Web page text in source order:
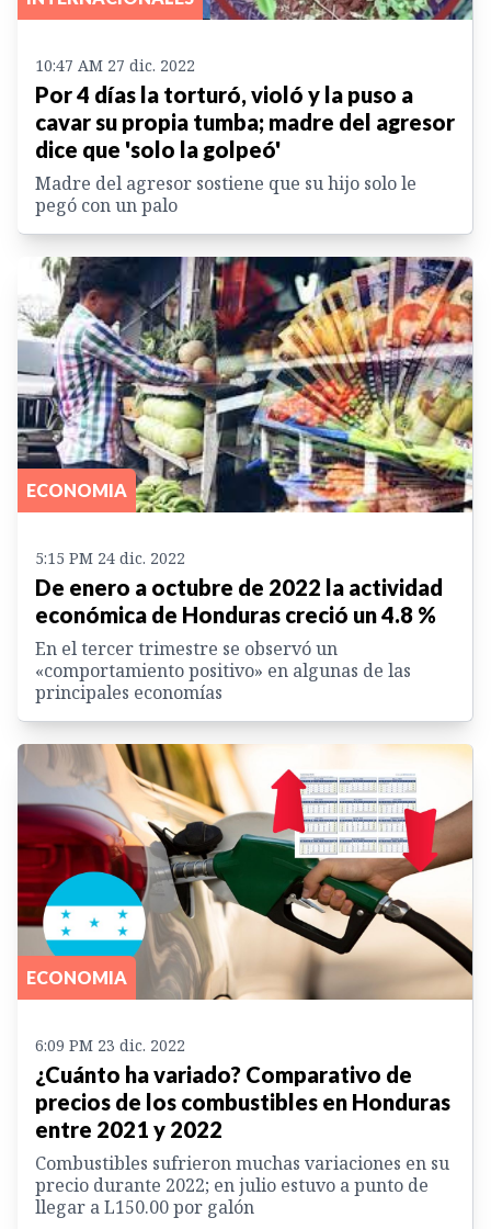
10:47 AM 27 dic. 2022
Por 4 días la torturó, violó y la puso a
cavar su propia tumba; madre del agresor
dice que 'solo la golpeó'
Madre del agresor sostiene que su hijo solo le
pegó con un palo
ECONOMIA
5:15 PM 24 dic. 2022
De enero a octubre de 2022 la actividad
económica de Honduras creció un 4.8 %
En el tercer trimestre se observó un
«comportamiento positivo» en algunas de las
principales economías
ECONOMIA
6:09 PM 23 dic. 2022
¿Cuánto ha variado? Comparativo de
precios de los combustibles en Honduras
entre 2021 y 2022
Combustibles sufrieron muchas variaciones en su
precio durante 2022; en julio estuvo a punto de
llegar a L150.00 por galón